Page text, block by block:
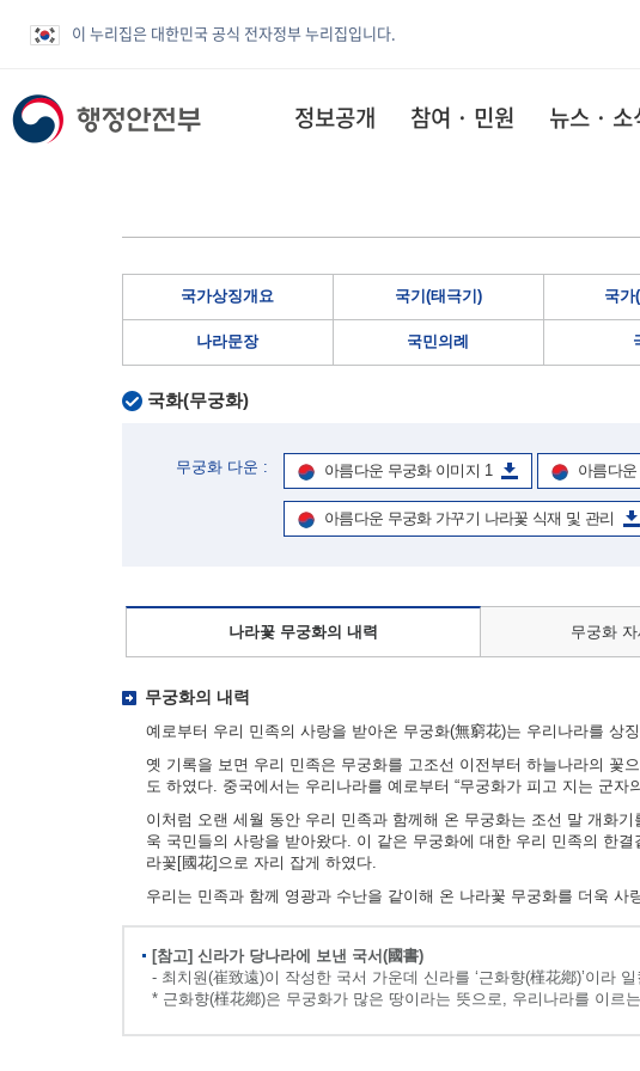
이 누리집은 대한민국 공식 전자정부 누리집입니다.
정보공개 참여 · 민원 뉴스 · 소
국가상징개요 국기(태극기) 국가
나라문장 국민의례
국화(무궁화)
무궁화 다운 : 아름다운 무궁화 이미지 1 아름다
아름다운 무궁화 가꾸기 나라꽃 식재 및 관리
나라꽃 무궁화의 내력 무궁화
무궁화의 내력
예로부터 우리 민족의 사랑을 받아온 무궁화(無窮花)는 우리나라를 상
옛 기록을 보면 우리 민족은 무궁화를 고조선 이전부터 하늘나라의 꽃
도 하였다. 중국에서는 우리나라를 예로부터 “무궁화가 피고 지는 군자
이처럼 오랜 세월 동안 우리 민족과 함께해 온 무궁화는 조선 말 개화
욱 국민들의 사랑을 받아왔다. 이 같은 무궁화에 대한 우리 민족의 한
라꽃[國花]으로 자리 잡게 하였다.
우리는 민족과 함께 영광과 수난을 같이해 온 나라꽃 무궁화를 더욱
[참고] 신라가 당나라에 보낸 국서(國書)
- 최치원(崔致遠)이 작성한 국서 가운데 신라를 ‘근화향(槿花鄕)’이라 일
* 근화향(槿花鄕)은 무궁화가 많은 땅이라는 뜻으로, 우리나라를 이르